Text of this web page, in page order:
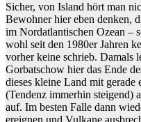
Sicher, von Island hört man
Bewohner hier eben denken,
im Nordatlantischen Ozean –
wohl seit den 1980er Jahren
vorher keine schrieb. Damals
Gorbatschow hier das Ende
dieses kleine Land mit
(Tendenz immerhin steigend)
auf. Im besten Falle dann